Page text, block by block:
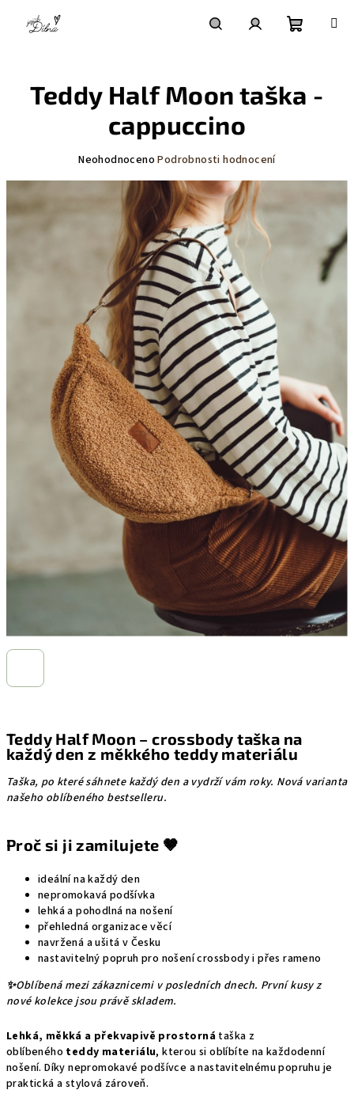
košík
Teddy Half Moon – crossbody taška na
každý den z měkkého teddy materiálu
Taška, po které sáhnete každý den a vydrží vám roky. Nová varianta
našeho oblíbeného bestselleru.
Proč si ji zamilujete 🤎
ideální na každý den
nepromokavá podšívka
lehká a pohodlná na nošení
přehledná organizace věcí
navržená a ušitá v Česku
nastavitelný popruh pro nošení crossbody i přes rameno
✨Oblíbená mezi zákaznicemi v posledních dnech. První kusy z
nové kolekce jsou právě skladem.
Lehká, měkká a překvapivě prostorná taška z
oblíbeného teddy materiálu, kterou si oblíbíte na každodenní
nošení. Díky nepromokavé podšívce a nastavitelnému popruhu je
praktická a stylová zároveň.
Teddy Half Moon taška -
cappuccino
produktu
Neohodnoceno Podrobnosti hodnocení